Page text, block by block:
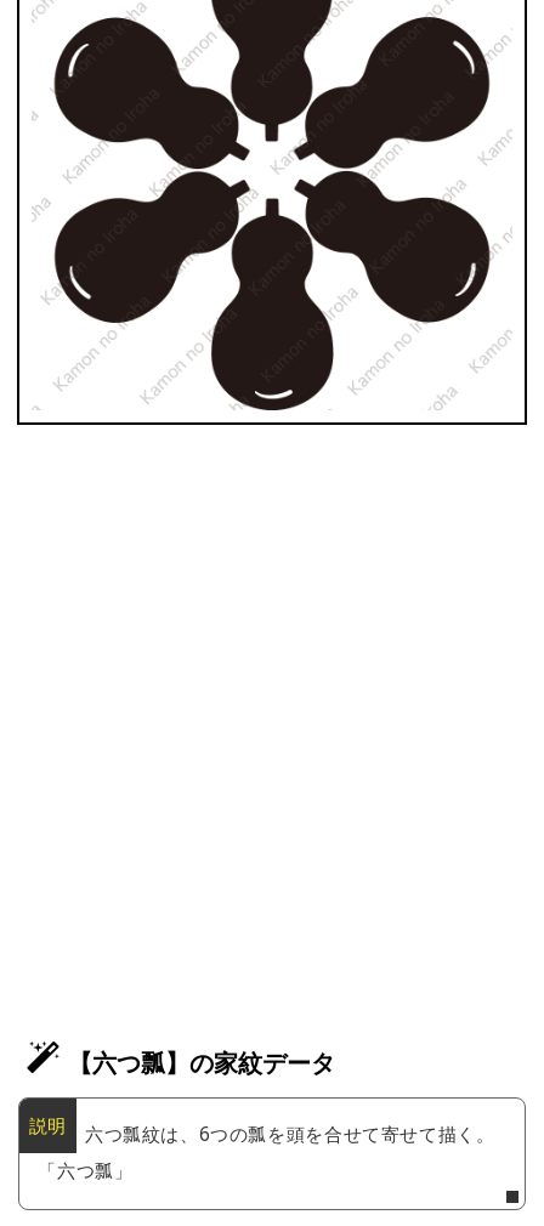
【六つ瓢】の家紋データ
六つ瓢紋は、6つの瓢を頭を合せて寄せて描く。
「六つ瓢」